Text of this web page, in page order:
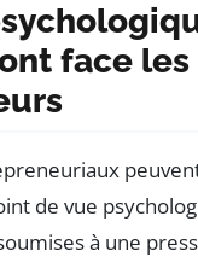
face
de vue
à une